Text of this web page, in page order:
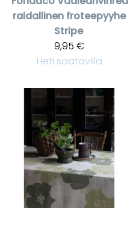
raidallinen froteepyyhe
Stripe
9,95 €
Heti saatavilla